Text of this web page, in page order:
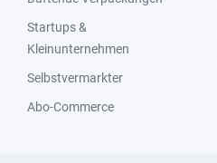
Startups &
Kleinunternehmen
Selbstvermarkter
Abo-Commerce